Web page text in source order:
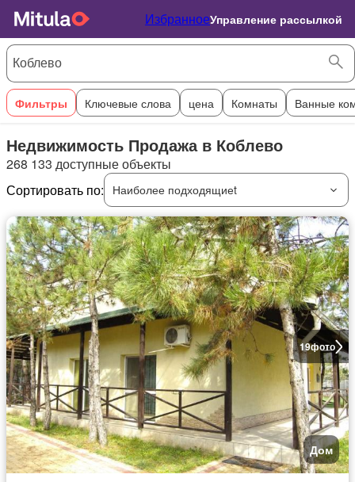
ИзбранноеУправление рассылкой
Фильтры Ключевые слова цена Комнаты Ванные
Недвижимость Продажа в Коблево
268 133 доступные объекты
Сортировать по:
Наиболее подходящиеt
19фото
Дом